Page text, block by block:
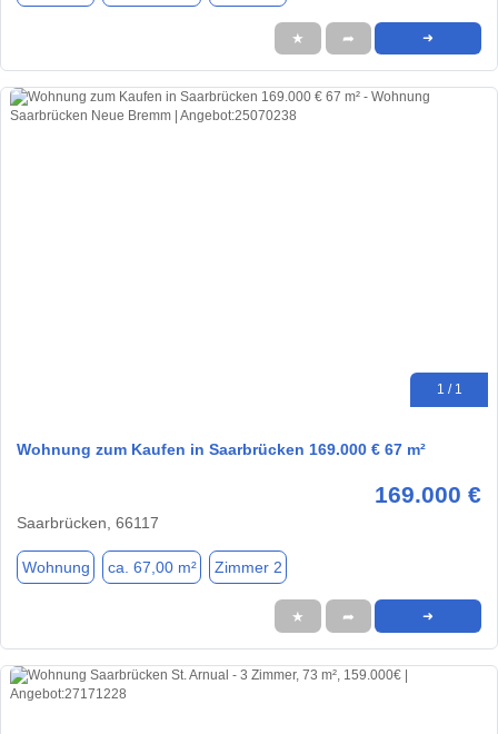
★ ➦ ➜
1 / 1
Wohnung zum Kaufen in Saarbrücken 169.000 € 67 m²
169.000 €
Saarbrücken, 66117
Wohnung ca. 67,00 m² Zimmer 2
★ ➦ ➜